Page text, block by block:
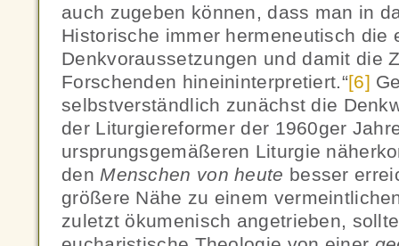
auch zugeben können, dass man in
Historische immer hermeneutisch die
Denkvoraussetzungen und damit die
Forschenden hineininterpretiert.“[6]
selbstverständlich zunächst die
der Liturgiereformer der 1960ger
ursprungsgemäßeren Liturgie
den Menschen von heute besser
größere Nähe zu einem
zuletzt ökumenisch angetrieben,